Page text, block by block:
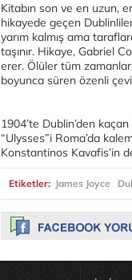
Kitabın son ve en uzun,
hikayede geçen
yarım kalmış ama
taşınır. Hikaye, Gabriel
erer. Ölüler tüm
boyunca süren özenli
1904’te Dublin’den
“Ulysses”i Roma’da
Konstantinos Kavafis’in
Etiketler: James Joyce